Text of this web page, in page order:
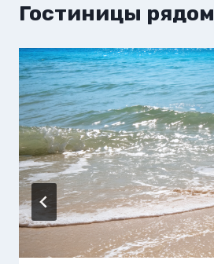
Гостиницы рядом